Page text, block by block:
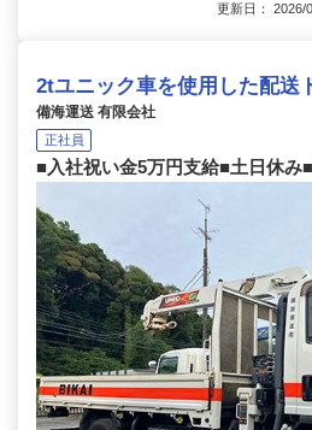
更新日：
2tユニック車を使用した配送
備海運送 有限会社
正社員
■入社祝い金5万円支給■土日休み